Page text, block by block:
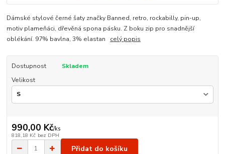
Dámské stylové černé šaty značky Banned, retro, rockabilly, pin-up,
motiv plameňáci, dřevěná spona pásku. Z boku zip pro snadnější
oblékání. 97% bavlna, 3% elastan celý popis
Dostupnost
Skladem
Velikost
990,00 Kč/ks
818,18 Kč bez DPH
Přidat do košíku